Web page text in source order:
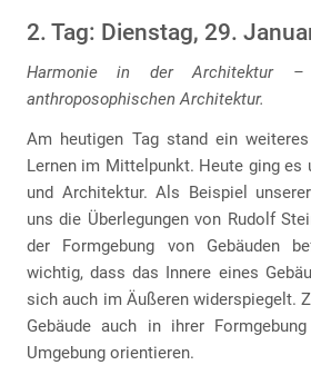
2. Tag: Dienstag, 29.
Harmonie in der Architektur
anthroposophischen Architektur.
Am heutigen Tag stand ein
Lernen im Mittelpunkt. Heute ging es
und Architektur. Als Beispiel
uns die Überlegungen von Rudolf
der Formgebung von Gebäuden
wichtig, dass das Innere eines
sich auch im Äußeren widerspiegelt.
Gebäude auch in ihrer
Umgebung orientieren.